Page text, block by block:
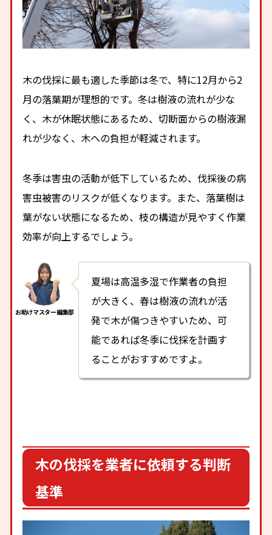
木の伐採に最も適した季節は冬で、特に12月から2
月の落葉期が理想的です。冬は樹液の流れが少な
く、木が休眠状態にあるため、切断面からの樹液漏
れが少なく、木への負担が軽減されます。
冬季は害虫の活動が低下しているため、伐採後の病
害虫被害のリスクが低くなります。また、落葉樹は
葉がない状態になるため、枝の構造が見やすく作業
効率が向上するでしょう。
夏場は高温多湿で作業者の負担
が大きく、春は樹液の流れが活
発で木が傷つきやすいため、可
能であれば冬季に伐採を計画す
ることがおすすめですよ。
木の伐採を業者に依頼する判断
基準